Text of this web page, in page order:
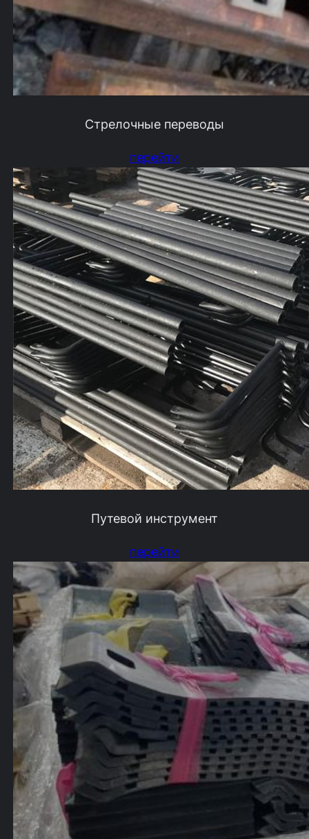
Стрелочные переводы
перейти
Путевой инструмент
перейти